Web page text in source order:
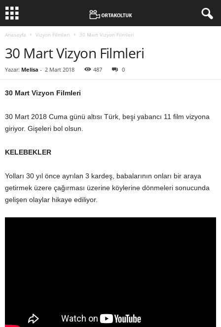
Anasayfa Vizyon Filmleri 30 Mart Vizyon Filmleri
30 Mart Vizyon Filmleri
Yazar: Melisa - 2 Mart 2018 487 0
30 Mart Vizyon Filmleri
30 Mart 2018 Cuma günü altısı Türk, beşi yabancı 11 film vizyona
giriyor. Gişeleri bol olsun.
KELEBEKLER
Yolları 30 yıl önce ayrılan 3 kardeş, babalarının onları bir araya
getirmek üzere çağırması üzerine köylerine dönmeleri sonucunda
gelişen olaylar hikaye ediliyor.